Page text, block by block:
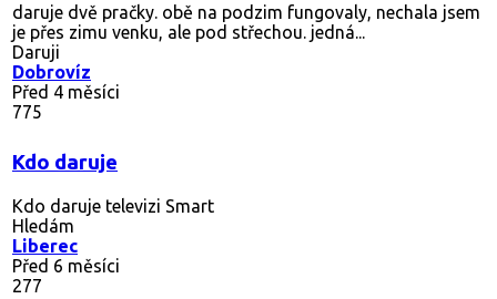
daruje dvě pračky. obě na podzim fungovaly, nechala jsem
je přes zimu venku, ale pod střechou. jedná...
Daruji
Dobrovíz
Před 4 měsíci
775
Kdo daruje
Kdo daruje televizi Smart
Hledám
Liberec
Před 6 měsíci
277